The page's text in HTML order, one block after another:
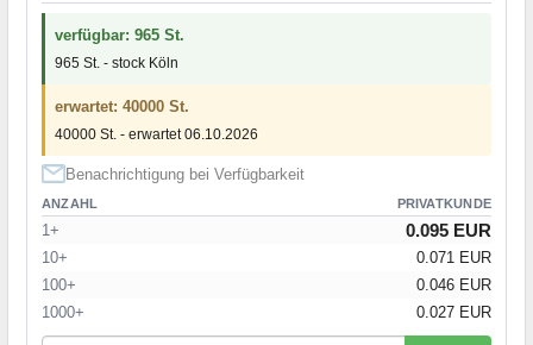
verfügbar: 965 St.
965 St. - stock Köln
erwartet: 40000 St.
40000 St. - erwartet 06.10.2026
Benachrichtigung bei Verfügbarkeit
ANZAHL PRIVATKUNDE
1+ 0.095 EUR
10+
0.071 EUR
100+
0.046 EUR
1000+
0.027 EUR